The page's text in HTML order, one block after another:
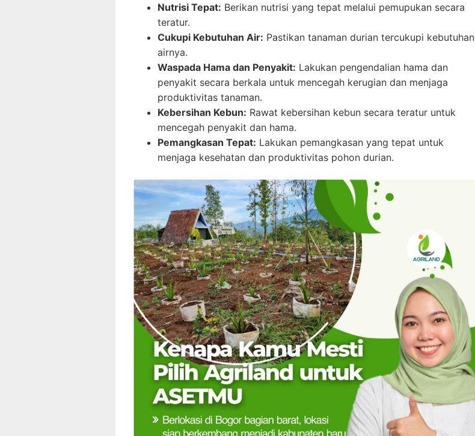
Nutrisi Tepat: Berikan nutrisi yang tepat melalui pemupukan secara
teratur.
Cukupi Kebutuhan Air: Pastikan tanaman durian tercukupi kebutuhan
airnya.
Waspada Hama dan Penyakit: Lakukan pengendalian hama dan
penyakit secara berkala untuk mencegah kerugian dan menjaga
produktivitas tanaman.
Kebersihan Kebun: Rawat kebersihan kebun secara teratur untuk
mencegah penyakit dan hama.
Pemangkasan Tepat: Lakukan pemangkasan yang tepat untuk
menjaga kesehatan dan produktivitas pohon durian.